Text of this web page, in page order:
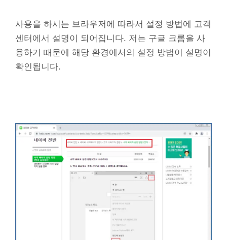
사용을 하시는 브라우저에 따라서 설정 방법에 고객
센터에서 설명이 되어집니다. 저는 구글 크롬을 사
용하기 때문에 해당 환경에서의 설정 방법이 설명이
확인됩니다.